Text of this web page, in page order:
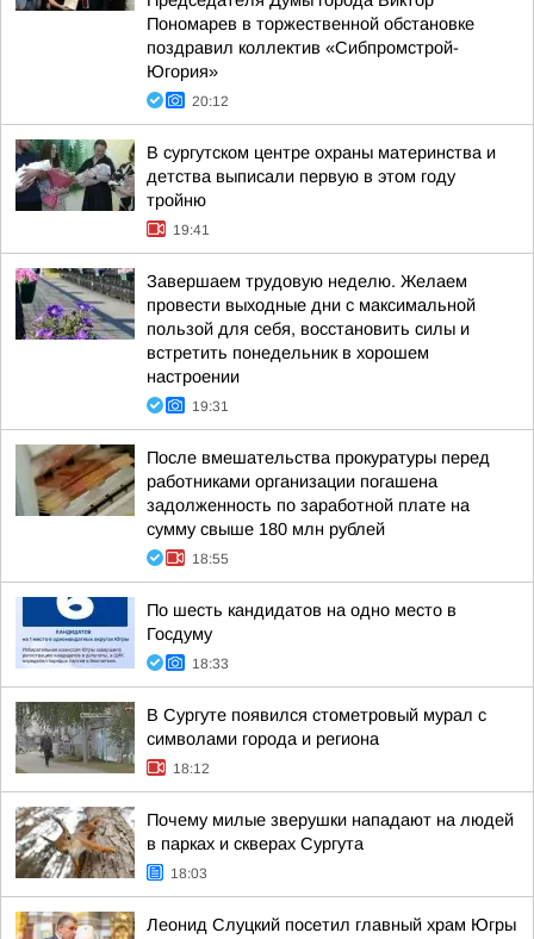
Пономарев в торжественной обстановке
поздравил коллектив «Сибпромстрой-
Югория»
20:12
В сургутском центре охраны материнства и
детства выписали первую в этом году
тройню
19:41
Завершаем трудовую неделю. Желаем
провести выходные дни с максимальной
пользой для себя, восстановить силы и
встретить понедельник в хорошем
настроении
19:31
После вмешательства прокуратуры перед
работниками организации погашена
задолженность по заработной плате на
сумму свыше 180 млн рублей
18:55
По шесть кандидатов на одно место в
Госдуму
18:33
В Сургуте появился стометровый мурал с
символами города и региона
18:12
Почему милые зверушки нападают на людей
в парках и скверах Сургута
18:03
Леонид Слуцкий посетил главный храм Югры